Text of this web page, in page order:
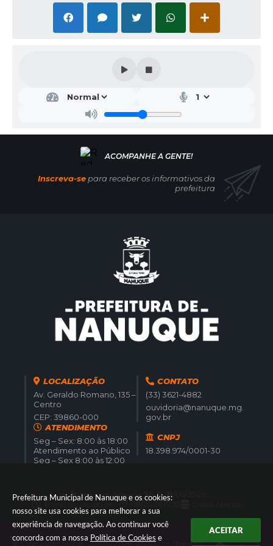
Prefeitura Municipal de Nanuque e os cookies:
nosso site usa cookies para melhorar a sua
experiência de navegação. Ao continuar você
concorda com a nossa Política de Cookies e
ACEITAR
Inscreva-separa receber os informativos da
prefeitura
LOCALIZAÇÃO
Av. Geraldo Romano, 135 –
Centro
CEP: 39860-000
CONTATO
(33) 3621-4882
ouvidoria@nanuque.mg.
gov.br
ATENDIMENTO
Seg – Sex: 8:00 às 18:00
Atendimento ao Público
Seg – Sex 8:00 às 12:00
CNPJ
18.398.974/0001-30
Versão do Sistema: 3.5.3 - 19/06/2026
Portal atualizado em:
© Copyright Instar - 2006-2026. Todos os direitos